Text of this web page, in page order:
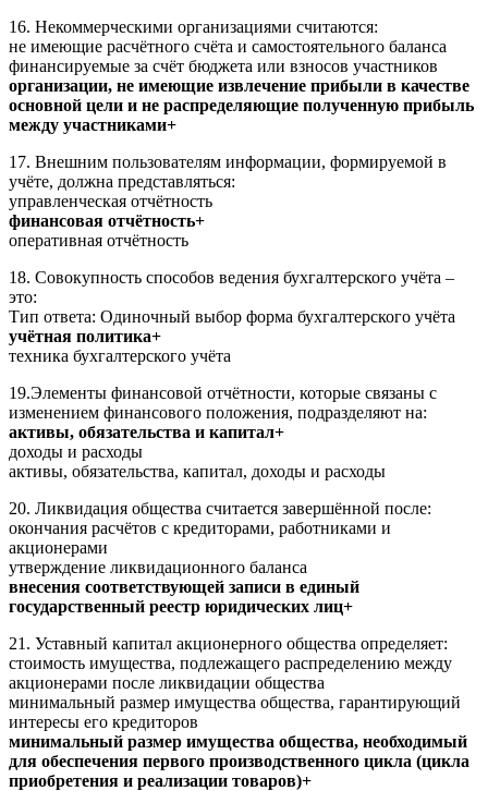
16. Некоммерческими организациями считаются:
не имеющие расчётного счёта и самостоятельного баланса
финансируемые за счёт бюджета или взносов участников
организации, не имеющие извлечение прибыли в качестве
основной цели и не распределяющие полученную прибыль
между участниками+
17. Внешним пользователям информации, формируемой в
учёте, должна представляться:
управленческая отчётность
финансовая отчётность+
оперативная отчётность
18. Совокупность способов ведения бухгалтерского учёта –
это:
Тип ответа: Одиночный выбор форма бухгалтерского учёта
учётная политика+
техника бухгалтерского учёта
19.Элементы финансовой отчётности, которые связаны с
изменением финансового положения, подразделяют на:
активы, обязательства и капитал+
доходы и расходы
активы, обязательства, капитал, доходы и расходы
20. Ликвидация общества считается завершённой после:
окончания расчётов с кредиторами, работниками и
акционерами
утверждение ликвидационного баланса
внесения соответствующей записи в единый
государственный реестр юридических лиц+
21. Уставный капитал акционерного общества определяет:
стоимость имущества, подлежащего распределению между
акционерами после ликвидации общества
минимальный размер имущества общества, гарантирующий
интересы его кредиторов
минимальный размер имущества общества, необходимый
для обеспечения первого производственного цикла (цикла
приобретения и реализации товаров)+